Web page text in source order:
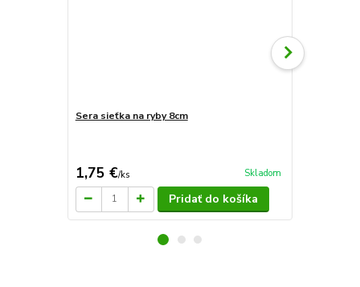
Sera sieťka na ryby 8cm
1,75 €/ks Skladom
Pridať do košíka